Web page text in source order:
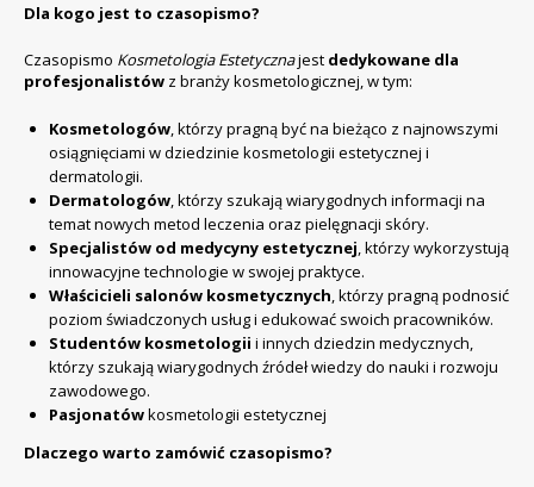
Dla kogo jest to czasopismo?
Czasopismo Kosmetologia Estetycznajest dedykowane dla
profesjonalistów z branży kosmetologicznej, w tym:
Kosmetologów, którzy pragną być na bieżąco z najnowszymi
osiągnięciami w dziedzinie kosmetologii estetycznej i
dermatologii.
Dermatologów, którzy szukają wiarygodnych informacji na
temat nowych metod leczenia oraz pielęgnacji skóry.
Specjalistów od medycyny estetycznej, którzy wykorzystują
innowacyjne technologie w swojej praktyce.
Właścicieli salonów kosmetycznych, którzy pragną podnosić
poziom świadczonych usług i edukować swoich pracowników.
Studentów kosmetologii i innych dziedzin medycznych,
którzy szukają wiarygodnych źródeł wiedzy do nauki i rozwoju
zawodowego.
Pasjonatówkosmetologii estetycznej
Dlaczego warto zamówić czasopismo?